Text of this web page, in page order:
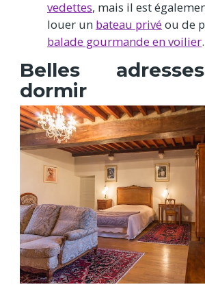
vedettes, mais il est
louer un bateau privéou de
balade gourmande en voilier.
Belles
dormir